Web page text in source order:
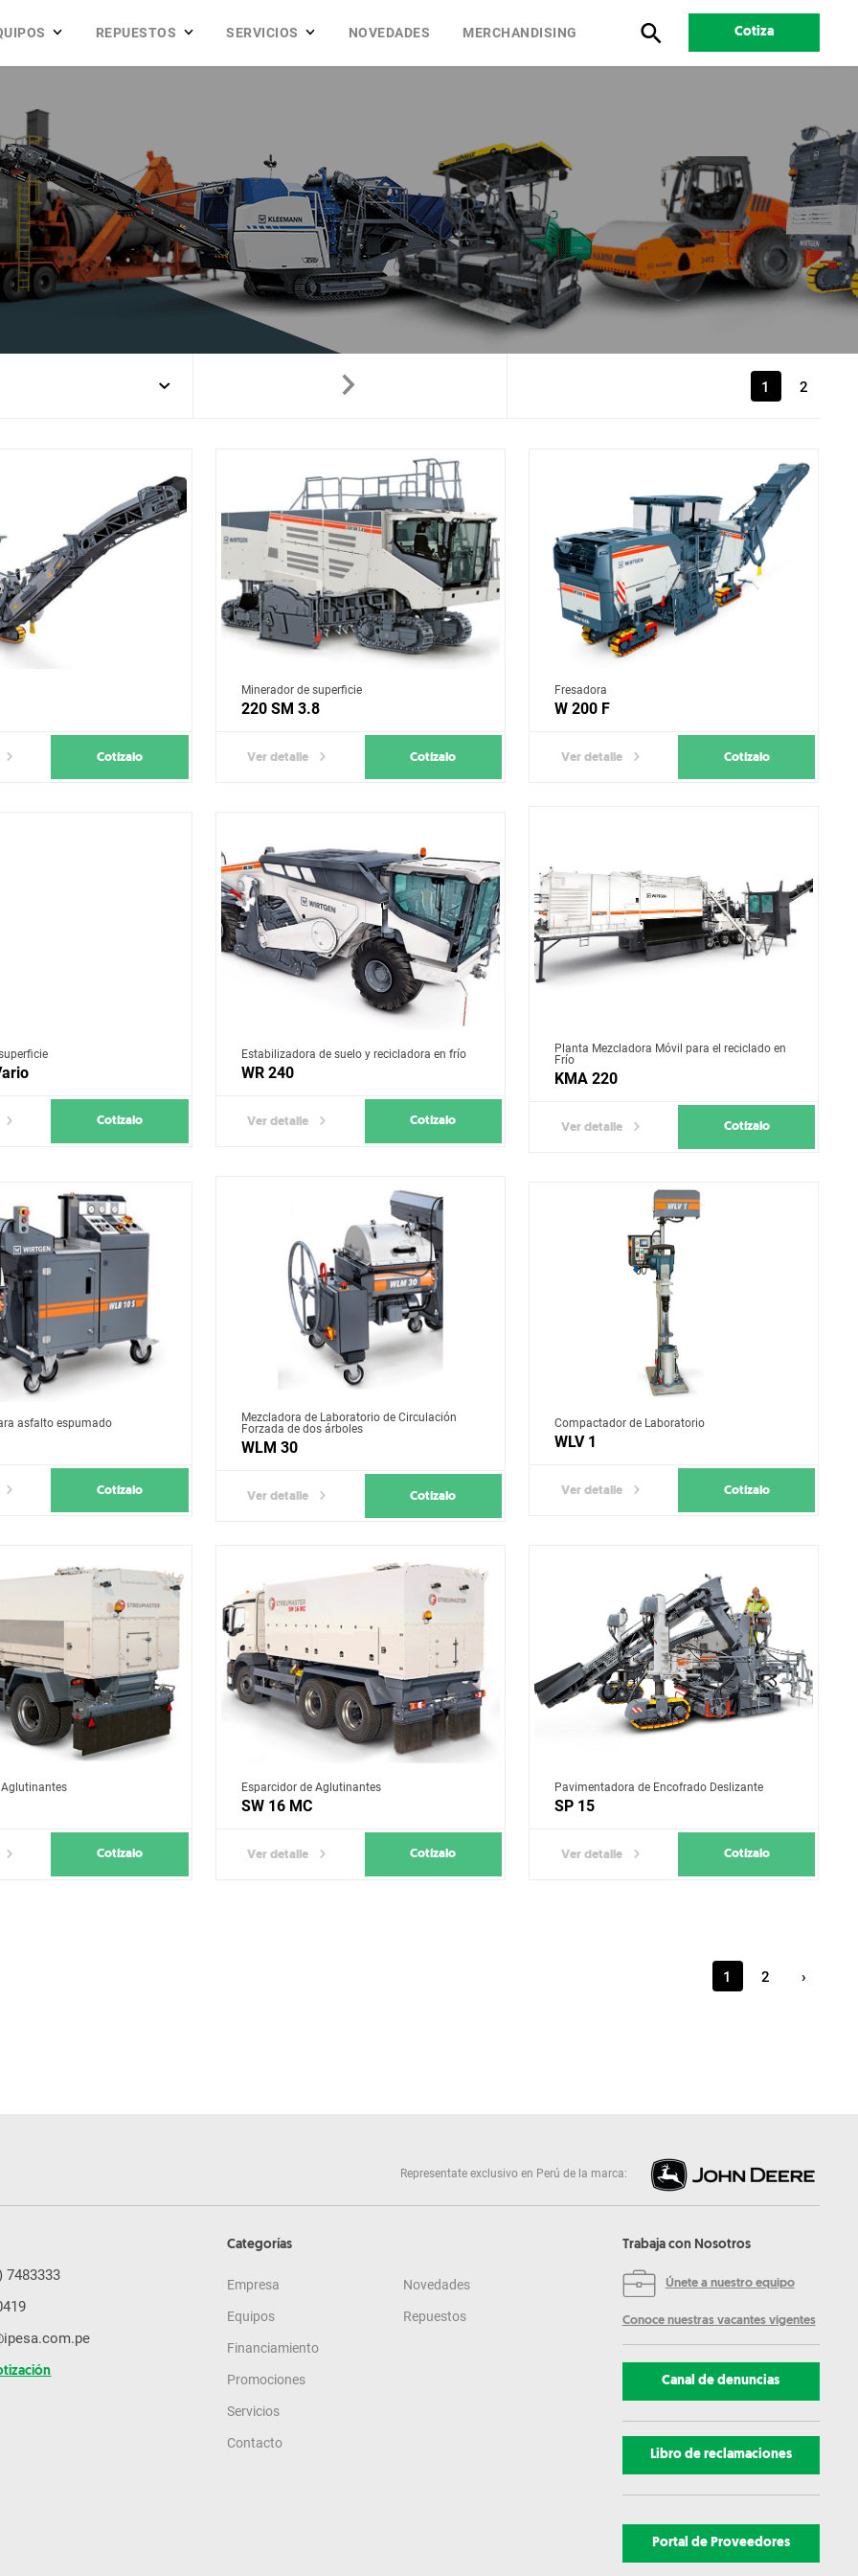
REPUESTOS SERVICIOS NOVEDADES MERCHANDISING Cotiza
1 2
Cotízalo
Minerador de superficie
220 SM 3.8
Ver detalle Cotízalo
Fresadora
W 200 F
Ver detalle Cotízalo
Cotízalo
Estabilizadora de suelo y recicladora en frío
WR 240
Ver detalle Cotízalo
Planta Mezcladora Móvil para el reciclado en
Frío
KMA 220
Ver detalle Cotízalo
asfalto espumado
Cotízalo
Mezcladora de Laboratorio de Circulación
Forzada de dos árboles
WLM 30
Ver detalle Cotízalo
Compactador de Laboratorio
WLV 1
Ver detalle Cotízalo
Cotízalo
Esparcidor de Aglutinantes
SW 16 MC
Ver detalle Cotízalo
Pavimentadora de Encofrado Deslizante
SP 15
Ver detalle Cotízalo
1 2 ›
Representate exclusivo en Perú de la marca:
7483333
Categorías
Empresa
Equipos
Financiamiento
Promociones
Servicios
Contacto
Novedades
Repuestos
Trabaja con Nosotros
Únete a nuestro equipo
Conoce nuestras vacantes vigentes
Canal de denuncias
Libro de reclamaciones
Portal de Proveedores